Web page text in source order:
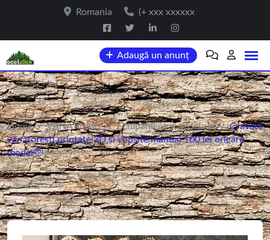
Romania (+ xxx xxxxxx
Adaugă un anunț
Home / VANATOARE / Echipament si accesorii / Cravate
vânătorești printate 3D și vopsite manual 100 lei oricare
model🫡